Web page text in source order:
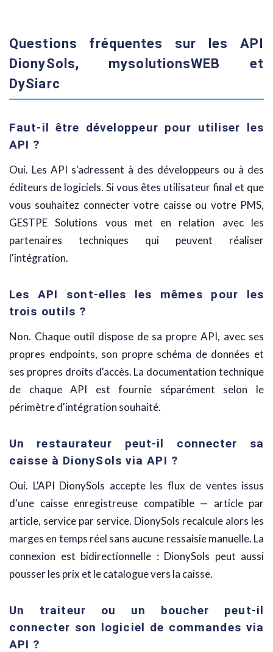
Questions fréquentes sur les API
DionySols, mysolutionsWEB et
DySiarc
Faut-il être développeur pour utiliser les
API ?
Oui. Les API s'adressent à des développeurs ou à des
éditeurs de logiciels. Si vous êtes utilisateur final et que
vous souhaitez connecter votre caisse ou votre PMS,
GESTPE Solutions vous met en relation avec les
partenaires techniques qui peuvent réaliser
l'intégration.
Les API sont-elles les mêmes pour les
trois outils ?
Non. Chaque outil dispose de sa propre API, avec ses
propres endpoints, son propre schéma de données et
ses propres droits d'accès. La documentation technique
de chaque API est fournie séparément selon le
périmètre d'intégration souhaité.
Un restaurateur peut-il connecter sa
caisse à DionySols via API ?
Oui. L'API DionySols accepte les flux de ventes issus
d'une caisse enregistreuse compatible — article par
article, service par service. DionySols recalcule alors les
marges en temps réel sans aucune ressaisie manuelle. La
connexion est bidirectionnelle : DionySols peut aussi
pousser les prix et le catalogue vers la caisse.
Un traiteur ou un boucher peut-il
connecter son logiciel de commandes via
API ?